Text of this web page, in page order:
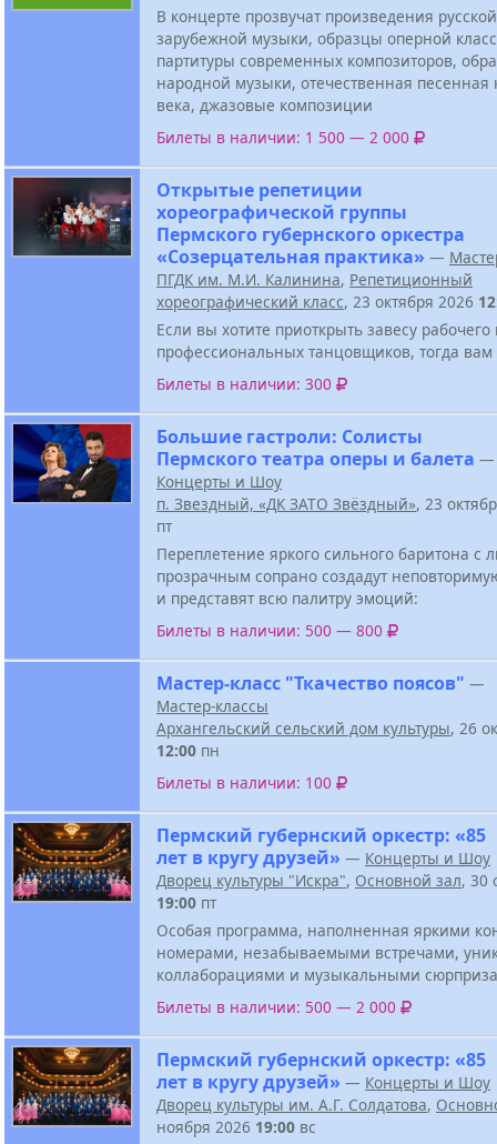
В концерте прозвучат произведения
зарубежной музыки, образцы оперной
партитуры современных композиторов,
народной музыки, отечественная песенная
века, джазовые композиции
Билеты в наличии: 1 500 — 2 000
Открытые репетиции
хореографической группы
Пермского губернского оркестра
«Созерцательная практика» —
ПГДК им. М.И. Калинина, Репетиционный
хореографический класс, 23 октября 2026
Если вы хотите приоткрыть завесу рабочего
профессиональных танцовщиков, тогда
Билеты в наличии: 300
Большие гастроли: Солисты
Пермского театра оперы и балета —
Концерты и Шоу
п. Звездный, «ДК ЗАТО Звёздный», 23
пт
Переплетение яркого сильного баритона с
прозрачным сопрано создадут
и представят всю палитру эмоций:
Билеты в наличии: 500 — 800
Мастер-класс "Ткачество поясов" —
Мастер-классы
Архангельский сельский дом культуры, 26
12:00 пн
Билеты в наличии: 100
Пермский губернский оркестр: «85
лет в кругу друзей» — Концерты и Шоу
Дворец культуры "Искра", Основной зал, 30
19:00 пт
Особая программа, наполненная яркими
номерами, незабываемыми встречами,
коллаборациями и музыкальными
Билеты в наличии: 500 — 2 000
Пермский губернский оркестр: «85
лет в кругу друзей» — Концерты и Шоу
Дворец культуры им. А.Г. Солдатова,
ноября 2026 19:00 вс